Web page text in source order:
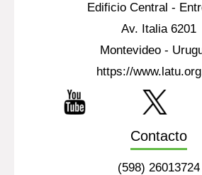
Edificio Central -
Av. Italia 6201
Montevideo -
https://
Contacto
(598) 26013724